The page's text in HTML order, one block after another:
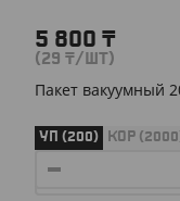
5 800 ₸
(29 ₸/ШТ)
Пакет вакуумный
УП (200) КОР